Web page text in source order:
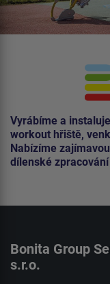
Vyrábíme a
workout hřiště,
Nabízíme
dílenské
Bonita Group
s.r.o.